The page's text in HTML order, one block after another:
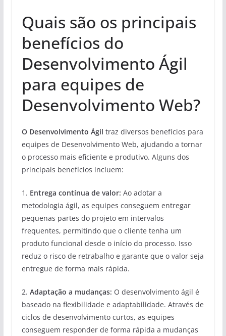
Quais são os principais
benefícios do
Desenvolvimento Ágil
para equipes de
Desenvolvimento Web?
O Desenvolvimento Ágil traz diversos benefícios para
equipes de Desenvolvimento Web, ajudando a tornar
o processo mais eficiente e produtivo. Alguns dos
principais benefícios incluem:
1. Entrega contínua de valor: Ao adotar a
metodologia ágil, as equipes conseguem entregar
pequenas partes do projeto em intervalos
frequentes, permitindo que o cliente tenha um
produto funcional desde o início do processo. Isso
reduz o risco de retrabalho e garante que o valor seja
entregue de forma mais rápida.
2. Adaptação a mudanças: O desenvolvimento ágil é
baseado na flexibilidade e adaptabilidade. Através de
ciclos de desenvolvimento curtos, as equipes
conseguem responder de forma rápida a mudanças